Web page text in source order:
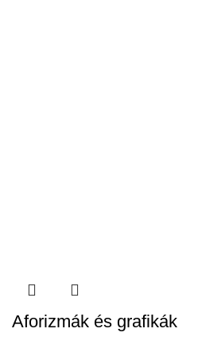
Aforizmák és grafikák